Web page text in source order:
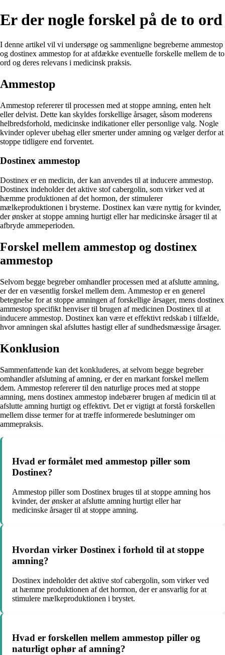
Er der nogle forskel på de to ord
I denne artikel vil vi undersøge og sammenligne begreberne ammestop
og dostinex ammestop for at afdække eventuelle forskelle mellem de to
ord og deres relevans i medicinsk praksis.
Ammestop
Ammestop refererer til processen med at stoppe amning, enten helt
eller delvist. Dette kan skyldes forskellige årsager, såsom moderens
helbredsforhold, medicinske indikationer eller personlige valg. Nogle
kvinder oplever ubehag eller smerter under amning og vælger derfor at
stoppe tidligere end forventet.
Dostinex ammestop
Dostinex er en medicin, der kan anvendes til at inducere ammestop.
Dostinex indeholder det aktive stof cabergolin, som virker ved at
hæmme produktionen af det hormon, der stimulerer
mælkeproduktionen i brysterne. Dostinex kan være nyttig for kvinder,
der ønsker at stoppe amning hurtigt eller har medicinske årsager til at
afbryde ammeperioden.
Forskel mellem ammestop og dostinex
ammestop
Selvom begge begreber omhandler processen med at afslutte amning,
er der en væsentlig forskel mellem dem. Ammestop er en generel
betegnelse for at stoppe amningen af forskellige årsager, mens dostinex
ammestop specifikt henviser til brugen af medicinen Dostinex til at
inducere ammestop. Dostinex kan være et effektivt redskab i tilfælde,
hvor amningen skal afsluttes hastigt eller af sundhedsmæssige årsager.
Konklusion
Sammenfattende kan det konkluderes, at selvom begge begreber
omhandler afslutning af amning, er der en markant forskel mellem
dem. Ammestop refererer til den naturlige proces med at stoppe
amning, mens dostinex ammestop indebærer brugen af medicin til at
afslutte amning hurtigt og effektivt. Det er vigtigt at forstå forskellen
mellem disse termer for at træffe informerede beslutninger om
ammepraksis.
Hvad er formålet med ammestop piller som
Dostinex?
Ammestop piller som Dostinex bruges til at stoppe amning hos
kvinder, der ønsker at afslutte amning hurtigt eller har
medicinske årsager til at stoppe amning.
Hvordan virker Dostinex i forhold til at stoppe
amning?
Dostinex indeholder det aktive stof cabergolin, som virker ved
at hæmme produktionen af det hormon, der er ansvarlig for at
stimulere mælkeproduktionen i brystet.
Hvad er forskellen mellem ammestop piller og
naturligt ophør af amning?